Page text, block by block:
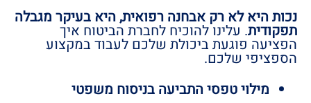
נכות היא לא רק אבחנה רפואית, היא בעיקר מגבלה
תפקודית. עלינו להוכיח לחברת הביטוח איך
הפציעה פוגעת ביכולת שלכם לעבוד במקצוע
הספציפי שלכם.
מילוי טפסי התביעה בניסוח משפטי